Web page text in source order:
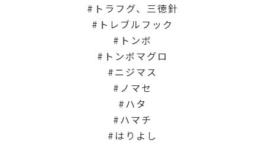
トラフグ、三徳針
トレブルフック
トンボ
トンボマグロ
ニジマス
ノマセ
ハタ
ハマチ
はりよし